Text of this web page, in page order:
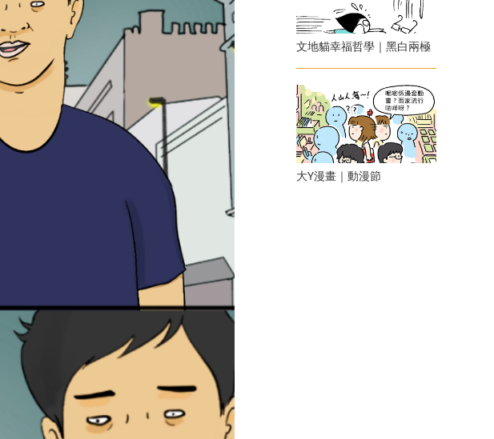
文地貓幸福哲學｜黑白兩極
大Y漫畫｜動漫節